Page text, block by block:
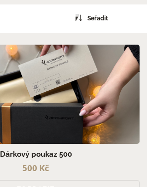
Seřadit
Dárkový poukaz 500
500 Kč